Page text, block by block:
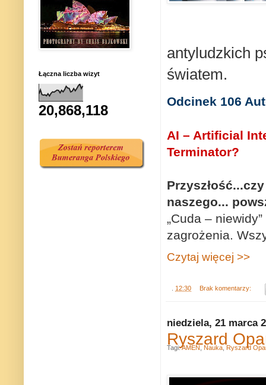
antyludzkich
światem.
Odcinek 106
AI – Artificial
Terminator?
naszego...
„Cuda –
zagrożenia.
Czytaj więcej >>
12:30 Brak komentarzy:
niedziela, 21 marca
Ryszard
Tagi:AMEN Nauka Ryszard
Łączna liczba wizyt
20,868,118